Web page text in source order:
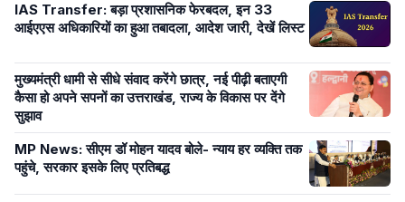
IAS Transfer: बड़ा प्रशासनिक फेरबदल, इन 33
आईएएस अधिकारियों का हुआ तबादला, आदेश जारी, देखें लिस्ट
मुख्यमंत्री धामी से सीधे संवाद करेंगे छात्र, नई पीढ़ी बताएगी
कैसा हो अपने सपनों का उत्तराखंड, राज्य के विकास पर देंगे
सुझाव
MP News: सीएम डॉ मोहन यादव बोले- न्याय हर व्यक्ति तक
पहुंचे, सरकार इसके लिए प्रतिबद्ध